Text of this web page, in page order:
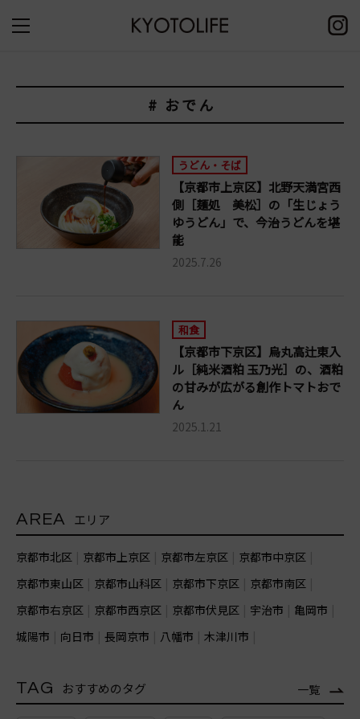
# おでん
うどん・そば
【京都市上京区】北野天満宮西
側［麺処 美松］の「生じょう
ゆうどん」で、今治うどんを堪
能
2025.7.26
和食
【京都市下京区】烏丸高辻東入
ル［純米酒粕 玉乃光］の、酒粕
の甘みが広がる創作トマトおで
ん
2025.1.21
AREA エリア
京都市北区 京都市上京区 京都市左京区
京都市中京区
京都市東山区
京都市山科区 京都市下京区
京都市南区
京都市右京区
京都市西京区 京都市伏見区 宇治市
亀岡市
城陽市
向日市 長岡京市 八幡市 木津川市
TAG おすすめのタグ 一覧